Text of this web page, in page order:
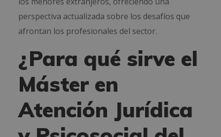
perspectiva actualizada sobre los desafíos que
afrontan los profesionales del sector.
¿Para qué sirve el
Máster en
Atención Jurídica